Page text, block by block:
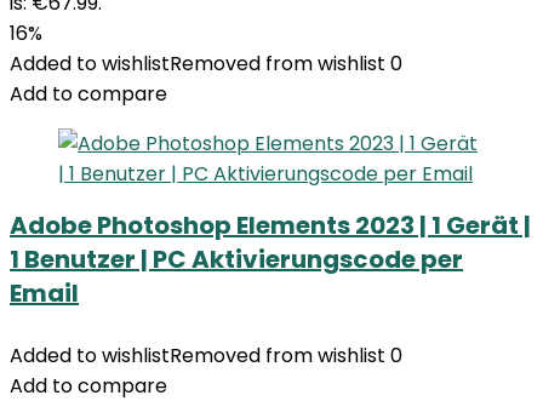
16%
Added to wishlistRemoved from wishlist 0
Add to compare
Adobe Photoshop Elements 2023 | 1 Gerät |
1 Benutzer | PC Aktivierungscode per
Email
Added to wishlistRemoved from wishlist 0
Add to compare